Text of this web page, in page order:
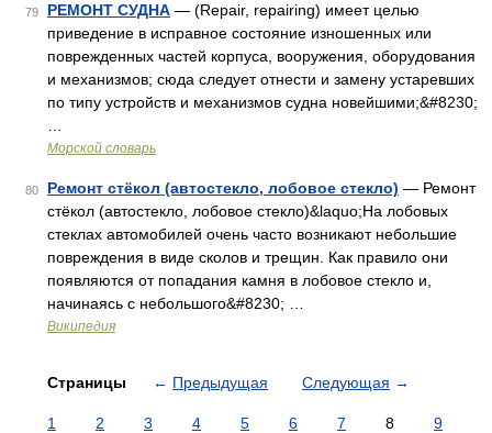
79 РЕМОНТ СУДНА — (Repair, repairing) имеет целью
приведение в исправное состояние изношенных или
поврежденных частей корпуса, вооружения, оборудования
и механизмов; сюда следует отнести и замену устаревших
по типу устройств и механизмов судна новейшими;&#8230;
Морской словарь
80 Ремонт стёкол (автостекло, лобовое стекло) — Ремонт
стёкол (автостекло, лобовое стекло)&laquo;На лобовых
стеклах автомобилей очень часто возникают небольшие
повреждения в виде сколов и трещин. Как правило они
появляются от попадания камня в лобовое стекло и,
начинаясь с небольшого&#8230; …
Википедия
Страницы ← Предыдущая Следующая →
1 2 3 4 5 6 7 8
9